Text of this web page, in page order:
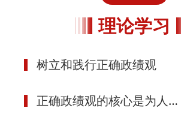
理论学习
树立和践行正确政绩观
正确政绩观的核心是为人民出政绩